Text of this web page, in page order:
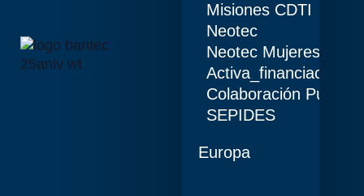
Misiones CDTI
Neotec
Neotec Mujeres
Activa_financiación
Colaboración
SEPIDES
Europa